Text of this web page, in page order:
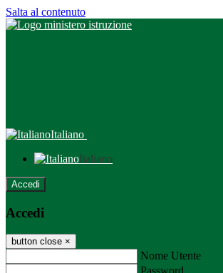
Salta al contenuto
Italiano
Italiano
Accedi
Accedi
button close ×
Nome Utente